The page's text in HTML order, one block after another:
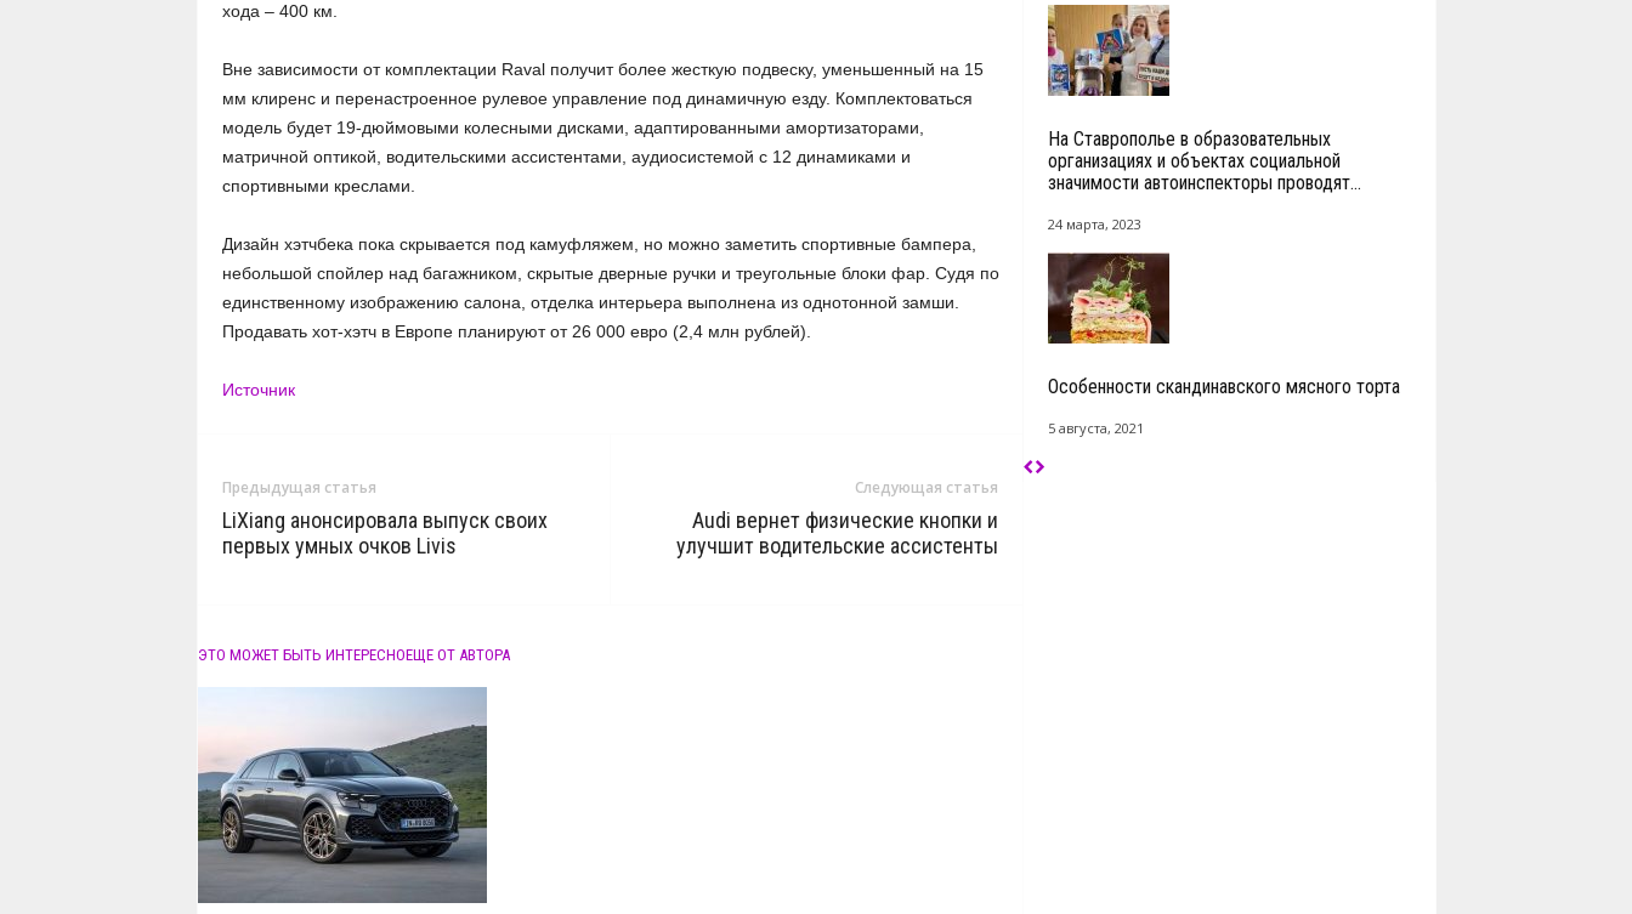
хода – 400 км.
Вне зависимости от комплектации Raval получит более жесткую подвеску, уменьшенный на 15
мм клиренс и перенастроенное рулевое управление под динамичную езду. Комплектоваться
модель будет 19-дюймовыми колесными дисками, адаптированными амортизаторами,
матричной оптикой, водительскими ассистентами, аудиосистемой с 12 динамиками и
спортивными креслами.
Дизайн хэтчбека пока скрывается под камуфляжем, но можно заметить спортивные бампера,
небольшой спойлер над багажником, скрытые дверные ручки и треугольные блоки фар. Судя по
единственному изображению салона, отделка интерьера выполнена из однотонной замши.
Продавать хот-хэтч в Европе планируют от 26 000 евро (2,4 млн рублей).
Источник
Предыдущая статья
LiXiang анонсировала выпуск своих
первых умных очков Livis
Следующая статья
Audi вернет физические кнопки и
улучшит водительские ассистенты
ЭТО МОЖЕТ БЫТЬ ИНТЕРЕСНОЕЩЕ ОТ АВТОРА
На Ставрополье в образовательных
организациях и объектах социальной
значимости автоинспекторы проводят...
24 марта, 2023
Особенности скандинавского мясного торта
5 августа, 2021